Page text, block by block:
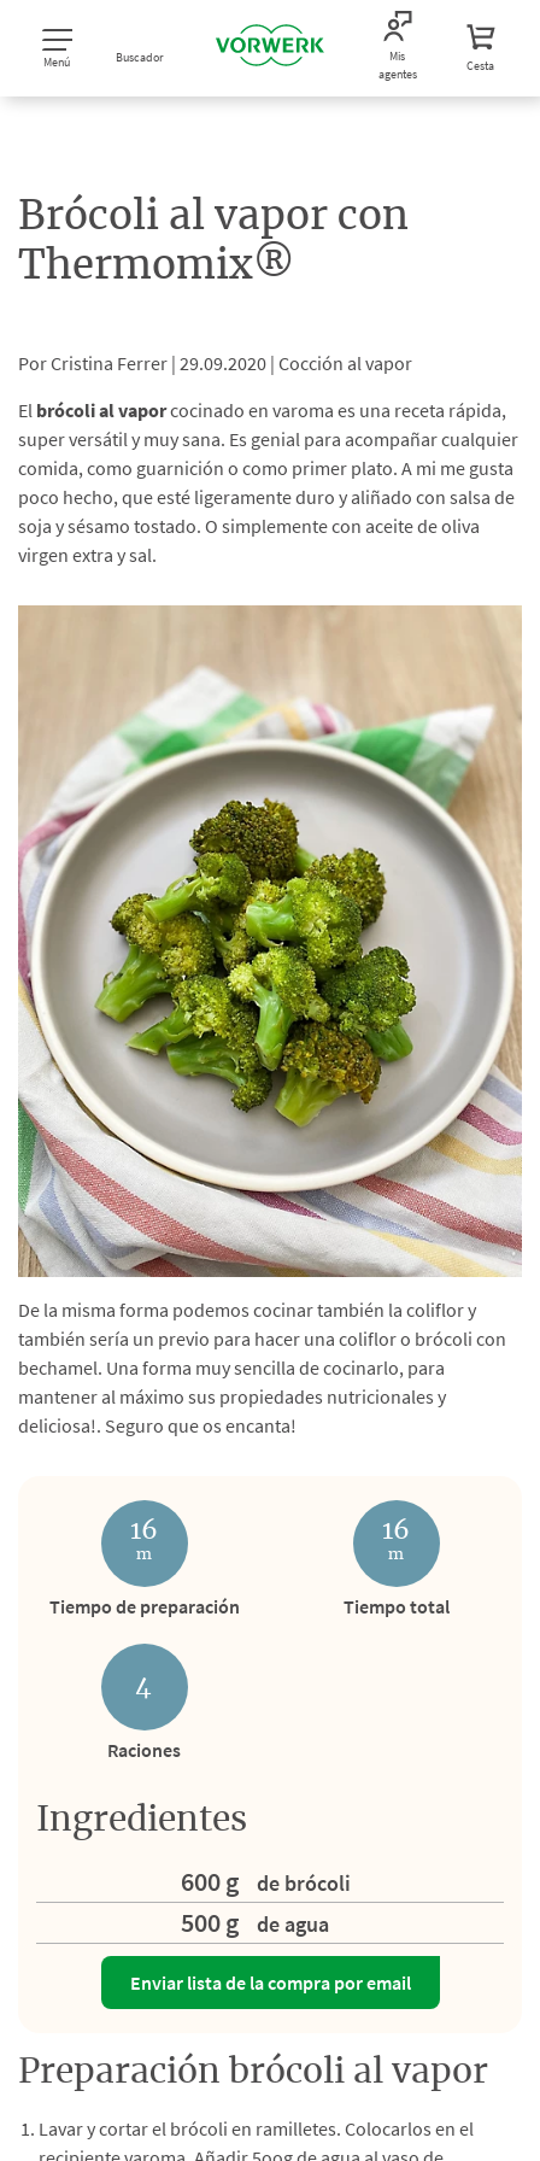
Menú Buscador
Mis
agentes
Cesta
Brócoli al vapor con
Thermomix®
Por Cristina Ferrer | 29.09.2020 | Cocción al vapor
El brócoli al vaporcocinado en varoma es una receta rápida,
super versátil y muy sana. Es genial para acompañar cualquier
comida, como guarnición o como primer plato. A mi me gusta
poco hecho, que esté ligeramente duro y aliñado con salsa de
soja y sésamo tostado. O simplemente con aceite de oliva
virgen extra y sal.
De la misma forma podemos cocinar también la coliflor y
también sería un previo para hacer una coliflor o brócoli con
bechamel. Una forma muy sencilla de cocinarlo, para
mantener al máximo sus propiedades nutricionales y
deliciosa!. Seguro que os encanta!
16
m
Tiempo de preparación
16
m
Tiempo total
4
Raciones
Ingredientes
600 g
de brócoli
500 g de agua
Enviar lista de la compra por email
Preparación brócoli al vapor
Lavar y cortar el brócoli en ramilletes. Colocarlos en el